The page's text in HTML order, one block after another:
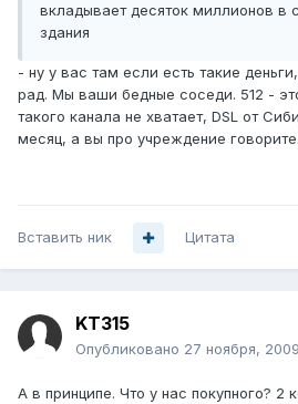
вкладывает десяток миллионов в
здания
- ну у вас там если есть такие
рад. Мы ваши бедные соседи. 512 -
такого канала не хватает, DSL от
месяц, а вы про учреждение
Вставить ник Цитата
KT315
Опубликовано 27 ноября, 2009
А в принципе. Что у нас покупного? 2